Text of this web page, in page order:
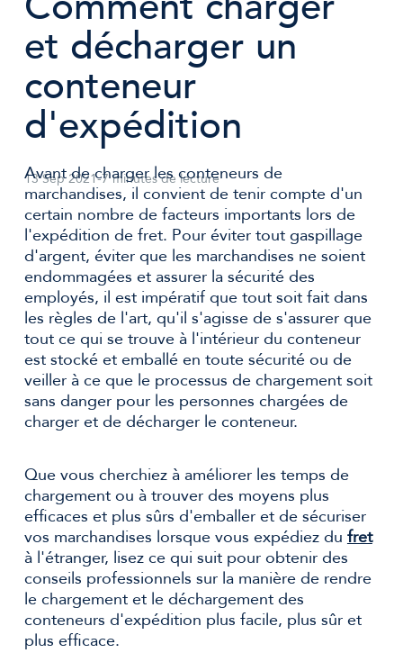
et décharger un
conteneur
d'expédition
13 Sep 2021-7 minutes de lecture
Avant de charger les conteneurs de
marchandises, il convient de tenir compte d'un
certain nombre de facteurs importants lors de
l'expédition de fret. Pour éviter tout gaspillage
d'argent, éviter que les marchandises ne soient
endommagées et assurer la sécurité des
employés, il est impératif que tout soit fait dans
les règles de l'art, qu'il s'agisse de s'assurer que
tout ce qui se trouve à l'intérieur du conteneur
est stocké et emballé en toute sécurité ou de
veiller à ce que le processus de chargement soit
sans danger pour les personnes chargées de
charger et de décharger le conteneur.
Que vous cherchiez à améliorer les temps de
chargement ou à trouver des moyens plus
efficaces et plus sûrs d'emballer et de sécuriser
vos marchandises lorsque vous expédiez du fret
à l'étranger, lisez ce qui suit pour obtenir des
conseils professionnels sur la manière de rendre
le chargement et le déchargement des
conteneurs d'expédition plus facile, plus sûr et
plus efficace.